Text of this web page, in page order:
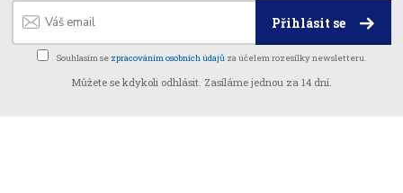
Přihlásit se
Souhlasím se zpracováním osobních údajů za účelem rozesílky newsletteru.
Můžete se kdykoli odhlásit. Zasíláme jednou za 14 dní.